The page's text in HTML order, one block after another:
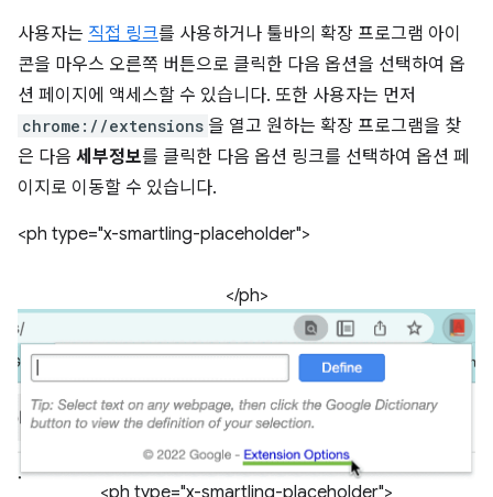
사용자는 직접 링크를 사용하거나 툴바의 확장 프로그램 아이
콘을 마우스 오른쪽 버튼으로 클릭한 다음 옵션을 선택하여 옵
션 페이지에 액세스할 수 있습니다. 또한 사용자는 먼저
chrome://extensions 을 열고 원하는 확장 프로그램을 찾
은 다음 세부정보를 클릭한 다음 옵션 링크를 선택하여 옵션 페
이지로 이동할 수 있습니다.
<ph type="x-smartling-placeholder">
</ph>